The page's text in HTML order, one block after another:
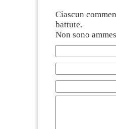
Ciascun
battute.
Non sono